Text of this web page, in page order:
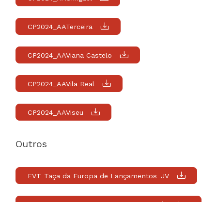
CP2024_AATerceira
CP2024_AAViana Castelo
CP2024_AAVila Real
CP2024_AAViseu
Outros
EVT_Taça da Europa de Lançamentos_JV